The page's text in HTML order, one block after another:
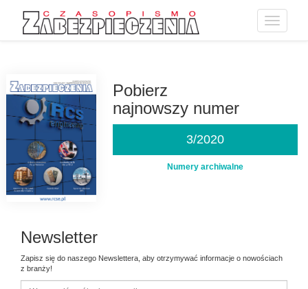
Toggle
Pobierz
najnowszy numer
3/2020
Numery archiwalne
Newsletter
Zapisz się do naszego Newslettera, aby otrzymywać informacje o nowościach
z branży!